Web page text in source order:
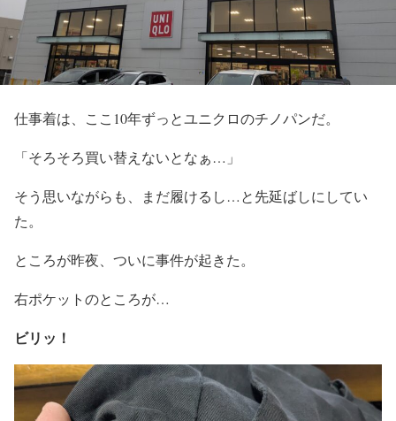
仕事着は、ここ10年ずっとユニクロのチノパンだ。
「そろそろ買い替えないとなぁ…」
そう思いながらも、まだ履けるし…と先延ばしにしてい
た。
ところが昨夜、ついに事件が起きた。
右ポケットのところが…
ビリッ！